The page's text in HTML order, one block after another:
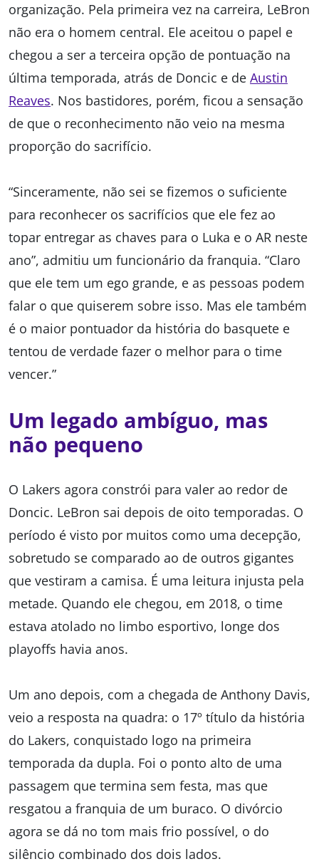
organização. Pela primeira vez na carreira, LeBron
não era o homem central. Ele aceitou o papel e
chegou a ser a terceira opção de pontuação na
última temporada, atrás de Doncic e de Austin
Reaves. Nos bastidores, porém, ficou a sensação
de que o reconhecimento não veio na mesma
proporção do sacrifício.
“Sinceramente, não sei se fizemos o suficiente
para reconhecer os sacrifícios que ele fez ao
topar entregar as chaves para o Luka e o AR neste
ano”, admitiu um funcionário da franquia. “Claro
que ele tem um ego grande, e as pessoas podem
falar o que quiserem sobre isso. Mas ele também
é o maior pontuador da história do basquete e
tentou de verdade fazer o melhor para o time
vencer.”
Um legado ambíguo, mas
não pequeno
O Lakers agora constrói para valer ao redor de
Doncic. LeBron sai depois de oito temporadas. O
período é visto por muitos como uma decepção,
sobretudo se comparado ao de outros gigantes
que vestiram a camisa. É uma leitura injusta pela
metade. Quando ele chegou, em 2018, o time
estava atolado no limbo esportivo, longe dos
playoffs havia anos.
Um ano depois, com a chegada de Anthony Davis,
veio a resposta na quadra: o 17º título da história
do Lakers, conquistado logo na primeira
temporada da dupla. Foi o ponto alto de uma
passagem que termina sem festa, mas que
resgatou a franquia de um buraco. O divórcio
agora se dá no tom mais frio possível, o do
silêncio combinado dos dois lados.